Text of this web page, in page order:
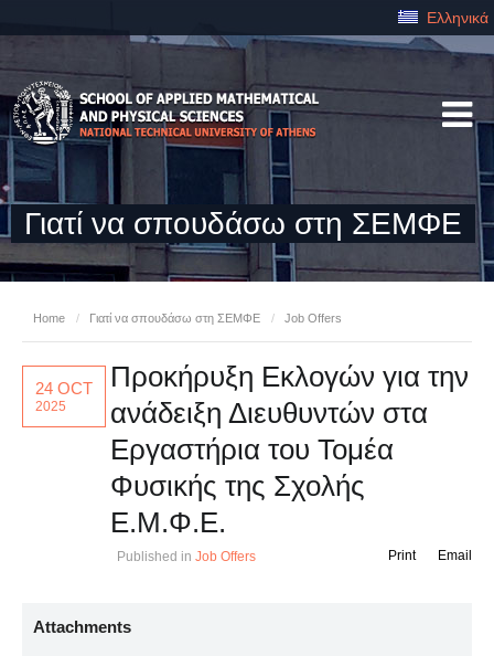
Ελληνικά
Γιατί να σπουδάσω στη ΣΕΜΦΕ
Home / Γιατί να σπουδάσω στη ΣΕΜΦΕ / Job Offers
24 OCT
2025
Προκήρυξη Εκλογών για την
ανάδειξη Διευθυντών στα
Εργαστήρια του Τομέα
Φυσικής της Σχολής
Ε.Μ.Φ.Ε.
Published in Job Offers Email
Print
Attachments